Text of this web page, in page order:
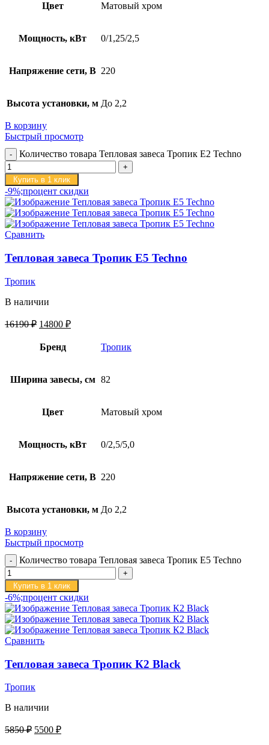
Цвет Матовый хром
Мощность, кВт 0/1,25/2,5
Напряжение сети, В 220
Высота установки, м До 2,2
В корзину
Быстрый просмотр
Количество товара Тепловая завеса Тропик E2 Techno
Купить в 1 клик
-9%;процент скидки
Сравнить
Тепловая завеса Тропик E5 Techno
Тропик
В наличии
16190₽ 14800 ₽
Бренд Тропик
Ширина завесы, см 82
Цвет Матовый хром
Мощность, кВт 0/2,5/5,0
Напряжение сети, В 220
Высота установки, м До 2,2
В корзину
Быстрый просмотр
Количество товара Тепловая завеса Тропик E5 Techno
Купить в 1 клик
-6%;процент скидки
Сравнить
Тепловая завеса Тропик К2 Black
Тропик
В наличии
5850₽ 5500 ₽